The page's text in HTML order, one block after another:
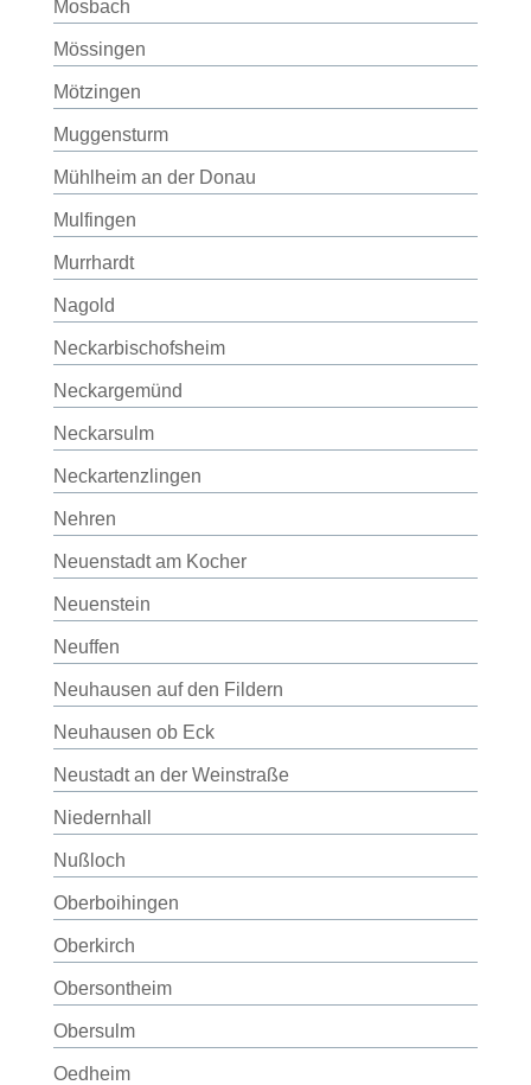
Mosbach
Mössingen
Mötzingen
Muggensturm
Mühlheim an der Donau
Mulfingen
Murrhardt
Nagold
Neckarbischofsheim
Neckargemünd
Neckarsulm
Neckartenzlingen
Nehren
Neuenstadt am Kocher
Neuenstein
Neuffen
Neuhausen auf den Fildern
Neuhausen ob Eck
Neustadt an der Weinstraße
Niedernhall
Nußloch
Oberboihingen
Oberkirch
Obersontheim
Obersulm
Oedheim